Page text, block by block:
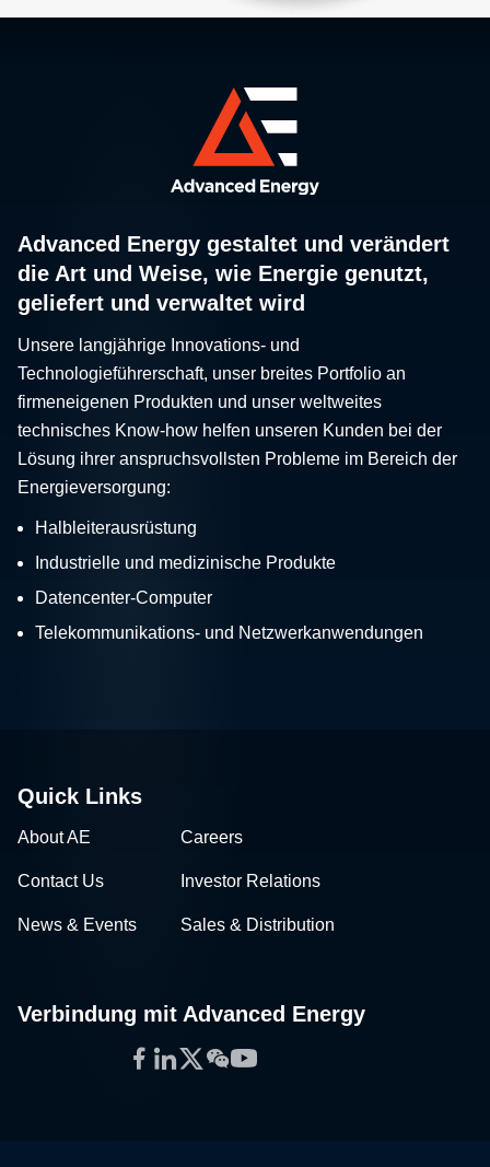
Advanced Energy gestaltet und verändert
die Art und Weise, wie Energie genutzt,
geliefert und verwaltet wird
Unsere langjährige Innovations- und
Technologieführerschaft, unser breites Portfolio an
firmeneigenen Produkten und unser weltweites
technisches Know-how helfen unseren Kunden bei der
Lösung ihrer anspruchsvollsten Probleme im Bereich der
Energieversorgung:
Halbleiterausrüstung
Industrielle und medizinische Produkte
Datencenter-Computer
Telekommunikations- und Netzwerkanwendungen
Quick Links
About AE Careers
Contact Us Investor Relations
News & Events Sales & Distribution
Verbindung mit Advanced Energy
Facebook
LinkedIn
Twitter
WeChat
YouTube